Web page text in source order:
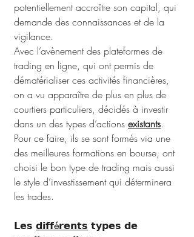
potentiellement accroître son capital, qui
demande des connaissances et de la
vigilance.
Avec l’avènement des plateformes de
trading en ligne, qui ont permis de
dématérialiser ces activités financières,
on a vu apparaître de plus en plus de
courtiers particuliers, décidés à investir
dans un des types d’actions existants.
Pour ce faire, ils se sont formés via une
des meilleures formations en bourse, ont
choisi le bon type de trading mais aussi
le style d’investissement qui déterminera
les trades.
𝗟𝗲𝘀 𝗱𝗶𝗳𝗳é𝗿𝗲𝗻𝘁𝘀 𝘁𝘆𝗽𝗲𝘀 𝗱𝗲